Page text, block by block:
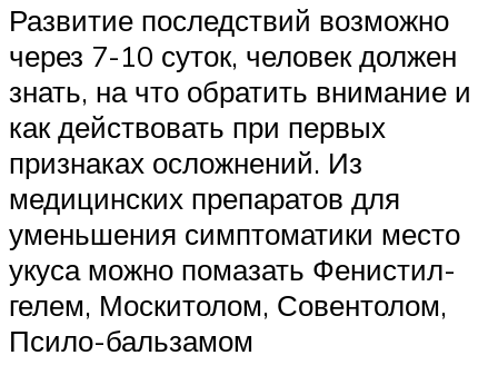
Развитие последствий возможно
через 7-10 суток, человек должен
знать, на что обратить внимание и
как действовать при первых
признаках осложнений. Из
медицинских препаратов для
уменьшения симптоматики место
укуса можно помазать Фенистил-
гелем, Москитолом, Совентолом,
Псило-бальзамом